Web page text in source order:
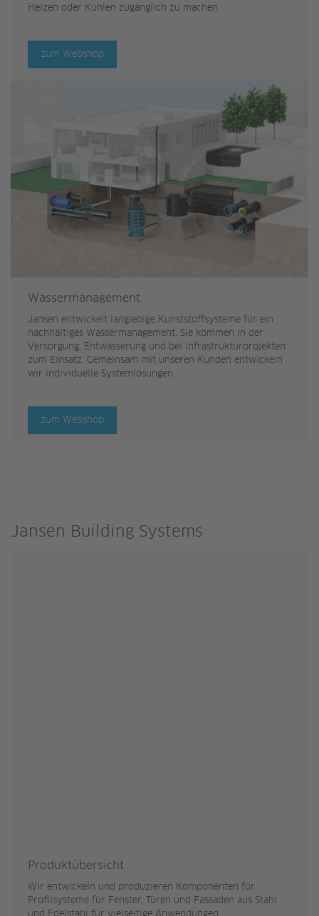
Heizen oder Kühlen zugänglich zu machen.
zum Webshop
Wassermanagement
Jansen entwickelt langlebige Kunststoffsysteme für ein
nachhaltiges Wassermanagement. Sie kommen in der
Versorgung, Entwässerung und bei Infrastrukturprojekten
zum Einsatz. Gemeinsam mit unseren Kunden entwickeln
wir individuelle Systemlösungen.
zum Webshop
Jansen Building Systems
Produktübersicht
Wir entwickeln und produzieren Komponenten für
Profilsysteme für Fenster, Türen und Fassaden aus Stahl